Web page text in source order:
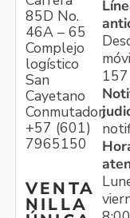
85D No.
46A – 65
Complejo
logístico
San
Cayetano
Conmutador:
+57 (601)
7965150
VENTA
NILLA
157